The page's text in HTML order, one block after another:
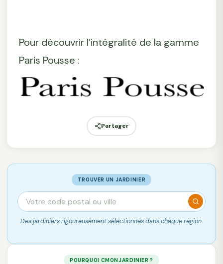
Pour découvrir l’intégralité de la gamme
Paris Pousse :
Partager
TROUVER UN JARDINIER
Des jardiniers rigoureusement sélectionnés dans chaque région.
POURQUOI CMONJARDINIER ?